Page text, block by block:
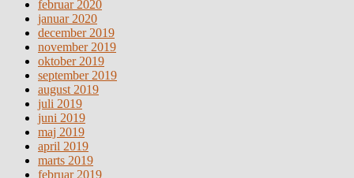
februar 2020
januar 2020
december 2019
november 2019
oktober 2019
september 2019
august 2019
juli 2019
juni 2019
maj 2019
april 2019
marts 2019
februar 2019